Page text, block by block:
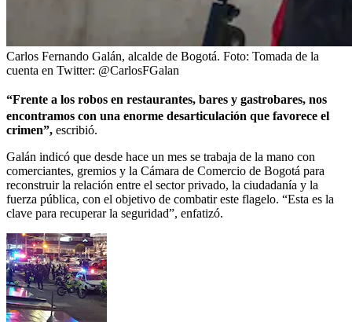
Carlos Fernando Galán, alcalde de Bogotá. Foto: Tomada de la
cuenta en Twitter: @CarlosFGalan
“Frente a los robos en restaurantes, bares y gastrobares, nos
encontramos con una enorme desarticulación que favorece el
crimen”, escribió.
Galán indicó que desde hace un mes se trabaja de la mano con
comerciantes, gremios y la Cámara de Comercio de Bogotá para
reconstruir la relación entre el sector privado, la ciudadanía y la
fuerza pública, con el objetivo de combatir este flagelo. “Esta es la
clave para recuperar la seguridad”, enfatizó.